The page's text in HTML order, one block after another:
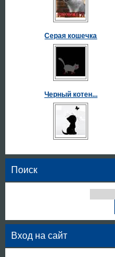
Серая кошечка
Черный котен...
Поиск
Вход на сайт